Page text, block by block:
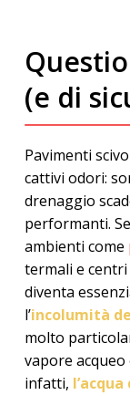
(e di
Pavimenti
cattivi odori:
drenaggio
performanti.
ambienti come
termali e
diventa
l’incolumità
molto
vapore
infatti,